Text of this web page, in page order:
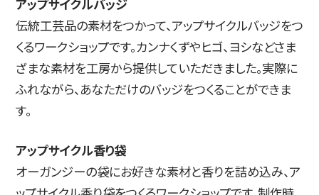
アップサイクルバッジ
伝統工芸品の素材をつかって、アップサイクルバッジをつ
くるワークショップです。カンナくずやヒゴ、ヨシなどさま
ざまな素材を工房から提供していただきました。実際に
ふれながら、あなただけのバッジをつくることができま
す。
アップサイクル香り袋
オーガンジーの袋にお好きな素材と香りを詰め込み、ア